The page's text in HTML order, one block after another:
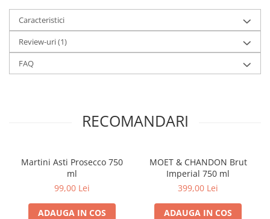
Caracteristici
Review-uri(1)
FAQ
RECOMANDARI
Martini Asti Prosecco 750
ml
99,00 Lei
ADAUGA IN COS
MOET & CHANDON Brut
Imperial 750 ml
399,00 Lei
ADAUGA IN COS